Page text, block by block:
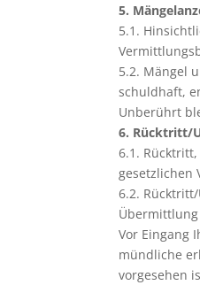
5.
5.1.
5.2. Mängel
schuldhaft,
Unberührt
6. Rücktritt/
6.1.
gesetzlichen
6.2.
Vor Eingang
mündliche
vorgesehen